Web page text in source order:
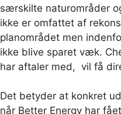
særskilte naturområder
ikke er omfattet af
planområdet men
ikke blive sparet væk.
har aftaler med, vil få
Det betyder at konkret
når Better Energy har